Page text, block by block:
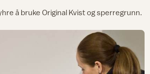
å bruke Original Kvist og sperregrunn.